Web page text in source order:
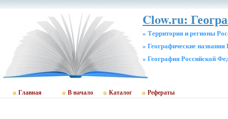
Clow.ru:
» Территория и регионы
» Географические названия
» География Российской
Главная В начало Каталог Рефераты